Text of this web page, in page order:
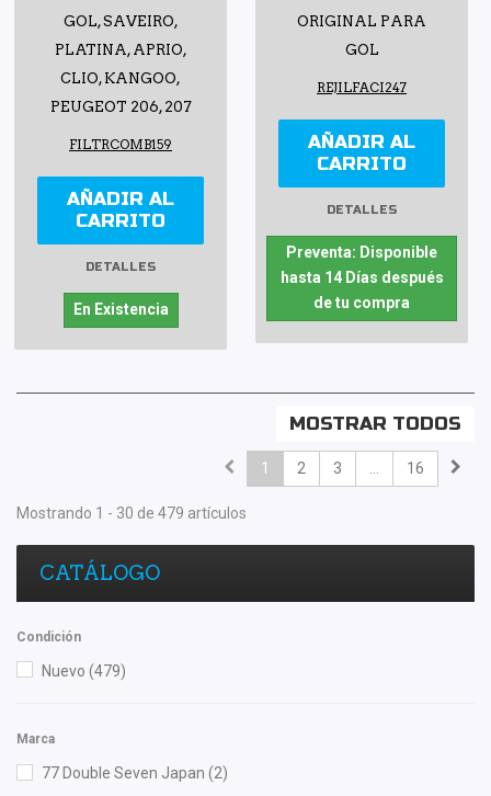
GOL, SAVEIRO,
PLATINA, APRIO,
CLIO, KANGOO,
PEUGEOT 206, 207
FILTRCOMB159
AÑADIR AL
CARRITO
DETALLES
En Existencia
ORIGINAL PARA
GOL
REJILFACI247
AÑADIR AL
CARRITO
DETALLES
Preventa: Disponible
hasta 14 Días después
de tu compra
MOSTRAR TODOS
1 2 3 16
Mostrando 1 - 30 de 479 artículos
CATÁLOGO
Condición
Nuevo (479)
Marca
77 Double Seven Japan (2)